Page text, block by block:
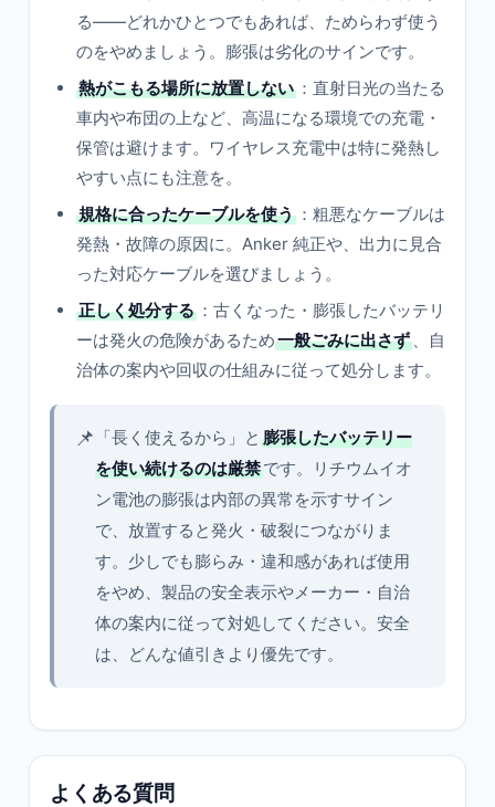
る——どれかひとつでもあれば、ためらわず使う
のをやめましょう。膨張は劣化のサインです。
熱がこもる場所に放置しない ：直射日光の当たる
車内や布団の上など、高温になる環境での充電・
保管は避けます。ワイヤレス充電中は特に発熱し
やすい点にも注意を。
規格に合ったケーブルを使う ：粗悪なケーブルは
発熱・故障の原因に。Anker 純正や、出力に見合
った対応ケーブルを選びましょう。
正しく処分する ：古くなった・膨張したバッテリ
ーは発火の危険があるため一般ごみに出さず 、自
治体の案内や回収の仕組みに従って処分します。
📌 「長く使えるから」と 膨張したバッテリー
を使い続けるのは厳禁です。リチウムイオ
ン電池の膨張は内部の異常を示すサイン
で、放置すると発火・破裂につながりま
す。少しでも膨らみ・違和感があれば使用
をやめ、製品の安全表示やメーカー・自治
体の案内に従って対処してください。安全
は、どんな値引きより優先です。
よくある質問